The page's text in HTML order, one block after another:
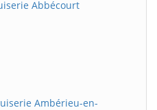
Abbécourt
Ambérieu-en-